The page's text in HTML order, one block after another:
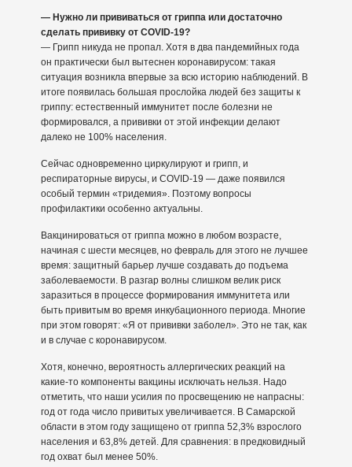
— Нужно ли прививаться от гриппа или достаточно
сделать прививку от COVID-19?
— Грипп никуда не пропал. Хотя в два пандемийных года
он практически был вытеснен коронавирусом: такая
ситуация возникла впервые за всю историю наблюдений. В
итоге появилась большая прослойка людей без защиты к
гриппу: естественный иммунитет после болезни не
формировался, а прививки от этой инфекции делают
далеко не 100% населения.
Сейчас одновременно циркулируют и грипп, и
респираторные вирусы, и COVID-19 — даже появился
особый термин «тридемия». Поэтому вопросы
профилактики особенно актуальны.
Вакцинироваться от гриппа можно в любом возрасте,
начиная с шести месяцев, но февраль для этого не лучшее
время: защитный барьер лучше создавать до подъема
заболеваемости. В разгар волны слишком велик риск
заразиться в процессе формирования иммунитета или
быть привитым во время инкубационного периода. Многие
при этом говорят: «Я от прививки заболел». Это не так, как
и в случае с коронавирусом.
Хотя, конечно, вероятность аллергических реакций на
какие-то компоненты вакцины исключать нельзя. Надо
отметить, что наши усилия по просвещению не напрасны:
год от года число привитых увеличивается. В Самарской
области в этом году защищено от гриппа 52,3% взрослого
населения и 63,8% детей. Для сравнения: в предковидный
год охват был менее 50%.